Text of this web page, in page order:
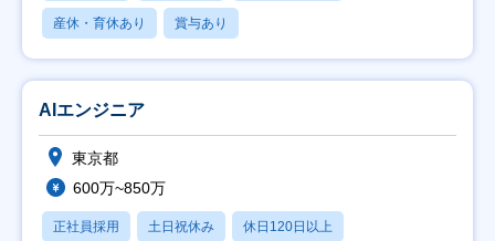
産休・育休あり 賞与あり
AIエンジニア
東京都
600万~850万
正社員採用 土日祝休み 休日120日以上